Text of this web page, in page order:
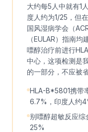
大约每5人中就有1
度人约为1/25，但
国风湿病学会（
（EULAR）指南
嘌醇治疗前进行
中心，这项检测是
的一部分，不应被省
HLA-B*5801携带
6.7%，印度人约
别嘌醇超敏反应综
25%